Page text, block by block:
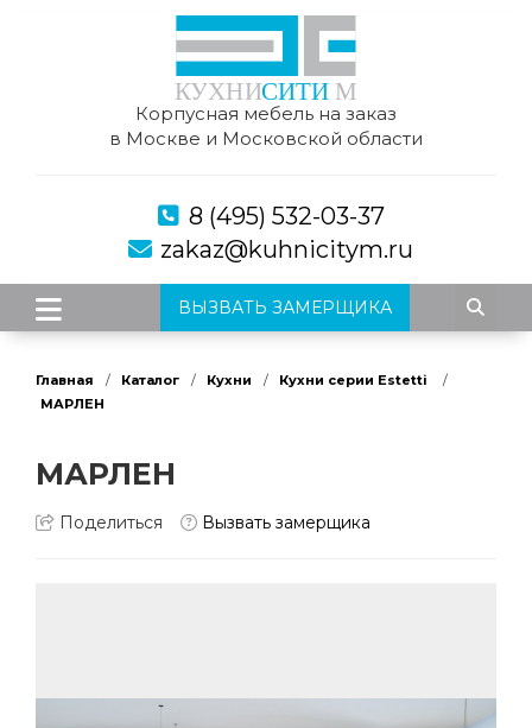
Корпусная мебель на заказ
в Москве и Московской области
8 (495) 532-03-37
zakaz@kuhnicitym.ru
ВЫЗВАТЬ ЗАМЕРЩИКА
Главная Каталог Кухни
Кухни серии Estetti
МАРЛЕН
МАРЛЕН
Поделиться Вызвать замерщика